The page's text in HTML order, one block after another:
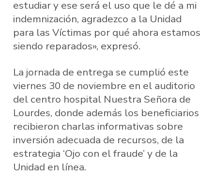
estudiar y ese será el uso que le dé a mi
indemnización, agradezco a la Unidad
para las Víctimas por qué ahora estamos
siendo reparados», expresó.
La jornada de entrega se cumplió este
viernes 30 de noviembre en el auditorio
del centro hospital Nuestra Señora de
Lourdes, donde además los beneficiarios
recibieron charlas informativas sobre
inversión adecuada de recursos, de la
estrategia ‘Ojo con el fraude’ y de la
Unidad en línea.